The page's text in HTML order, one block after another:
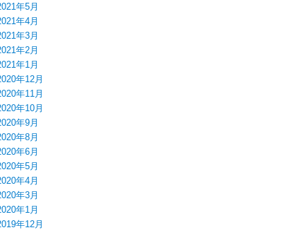
年5月
年4月
年3月
年2月
年1月
年12月
年11月
年10月
年9月
年8月
年6月
年5月
年4月
年3月
年1月
年12月